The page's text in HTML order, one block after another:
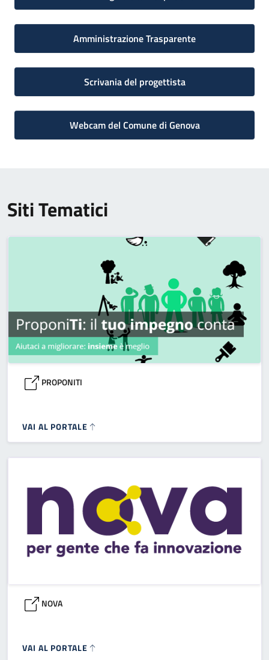
Amministrazione Trasparente
Scrivania del progettista
Webcam del Comune di Genova
Siti Tematici
PROPONITI
VAI AL PORTALE
NOVA
VAI AL PORTALE